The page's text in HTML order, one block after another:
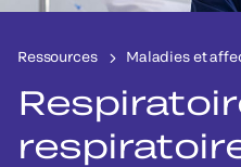
Ressources Maladies et